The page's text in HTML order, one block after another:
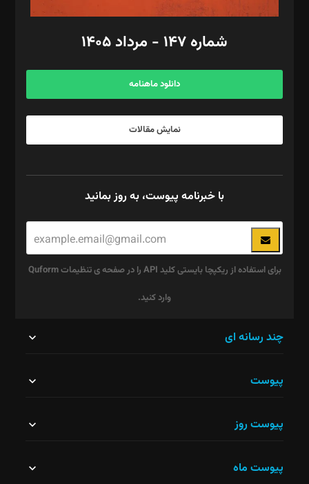
امور مالی: شاپور رهبری، محمد‌ کاظمی‌نیا
آگهی و مشترکین: ۰۹۱۹۹۹۹۰۴۵۴
شماره ۱۴۷ - مرداد ۱۴۰۵
دانلود ماهنامه
نمایش مقالات
با خبرنامه پیوست، به روز بمانید
برای استفاده از ریکپچا بایستی کلید API را در صفحه ی تنظیمات Quform
وارد کنید.
نباید
شود.
چند رسانه ای
پیوست
پیوست روز
پیوست ماه